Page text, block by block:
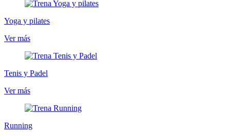
Yoga y pilates
Ver más
Tenis y Padel
Ver más
Running